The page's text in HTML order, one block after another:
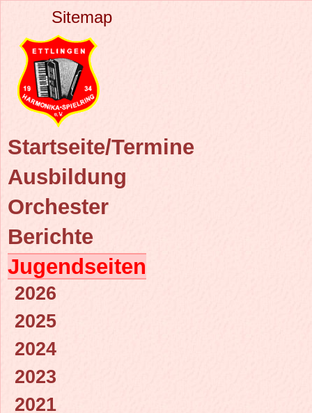
Sitemap
Startseite/Termine
Ausbildung
Orchester
Berichte
Jugendseiten
2026
2025
2024
2023
2021